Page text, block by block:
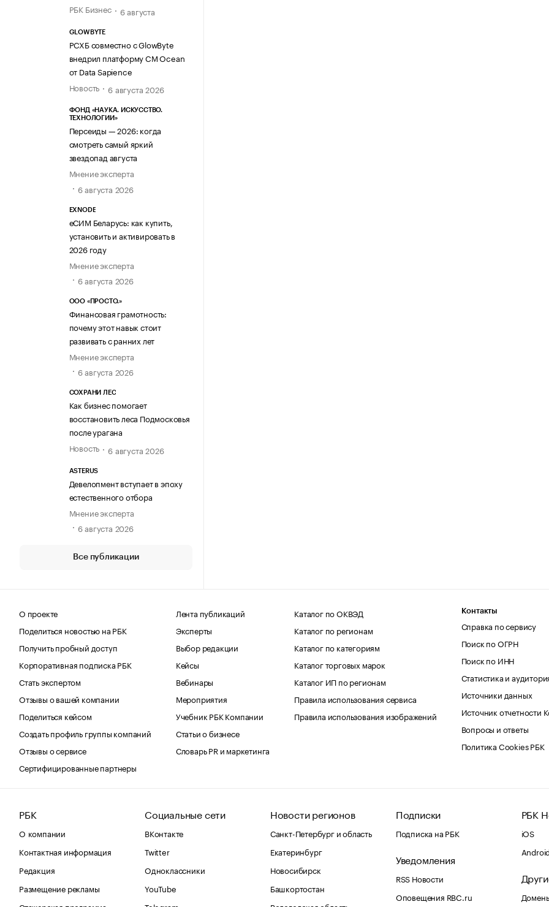
РБК Бизнес
6 августа
GLOWBYTE
РСХБ совместно с GlowByte
внедрил платформу CM Ocean
от Data Sapience
Новость
6 августа 2026
ФОНД «НАУКА. ИСКУССТВО.
ТЕХНОЛОГИИ»
Персеиды — 2026: когда
смотреть самый яркий
звездопад августа
Мнение эксперта
6 августа 2026
EXNODE
еСИМ Беларусь: как купить,
установить и активировать в
2026 году
Мнение эксперта
6 августа 2026
ООО «ПРОСТО.»
Финансовая грамотность:
почему этот навык стоит
развивать с ранних лет
Мнение эксперта
6 августа 2026
СОХРАНИ ЛЕС
Как бизнес помогает
восстановить леса Подмосковья
после урагана
Новость
6 августа 2026
ASTERUS
Девелопмент вступает в эпоху
естественного отбора
Мнение эксперта
6 августа 2026
Все публикации
О проекте
Поделиться новостью на РБК
Получить пробный доступ
Корпоративная подписка РБК
Стать экспертом
Отзывы о вашей компании
Поделиться кейсом
Создать профиль группы компаний
Отзывы о сервисе
Сертифицированные партнеры
Лента публикаций
Эксперты
Выбор редакции
Кейсы
Вебинары
Мероприятия
Учебник РБК Компании
Статьи о бизнесе
Словарь PR и маркетинга
Каталог по ОКВЭД
Каталог по регионам
Каталог по категориям
Каталог торговых марок
Каталог ИП по регионам
Правила использования сервиса
Правила использования изображений
Контакты
Справка по сервису
Поиск по ОГРН
Поиск по ИНН
Статистика и
Источники данных
Источник отчетности
Вопросы и ответы
Политика Cookies РБК
РБК
О компании
Контактная информация
Редакция
Размещение рекламы
Социальные сети
ВКонтакте
Twitter
Одноклассники
YouTube
Новости регионов
Санкт-Петербург и область
Екатеринбург
Новосибирск
Башкортостан
Подписки
Подписка на РБК
Уведомления
RSS Новости
Оповещения RBC.ru
РБК
iOS